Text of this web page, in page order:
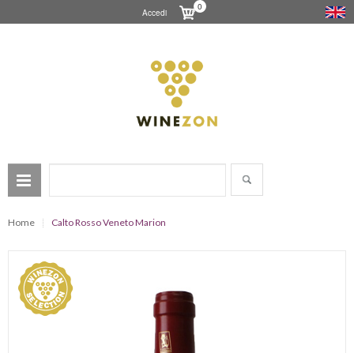
Accedi
0
Home Calto Rosso Veneto Marion